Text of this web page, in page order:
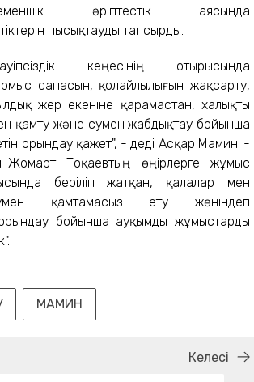
әріптестік аясында
пысықтауды тапсырды.
кеңесінің отырысында
сапасын, қолайлылығын жақсарту,
жер екеніне қарамастан, халықты
қамту және сумен жабдықтау бойынша
орындау қажет", - деді Асқар Мамин. -
Жомарт Тоқаевтың өңірлерге жұмыс
беріліп жатқан, қалалар мен
қамтамасыз ету жөніндегі
бойынша ауқымды жұмыстарды
МАМИН
Келесі